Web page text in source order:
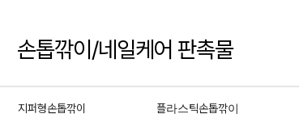
손톱깎이/네일케어 판촉물
지퍼형손톱깎이 플라스틱손톱깎이